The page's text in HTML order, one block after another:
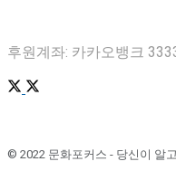
후원계좌: 카카오뱅크
© 2022 문화포커스 - 당신이 알